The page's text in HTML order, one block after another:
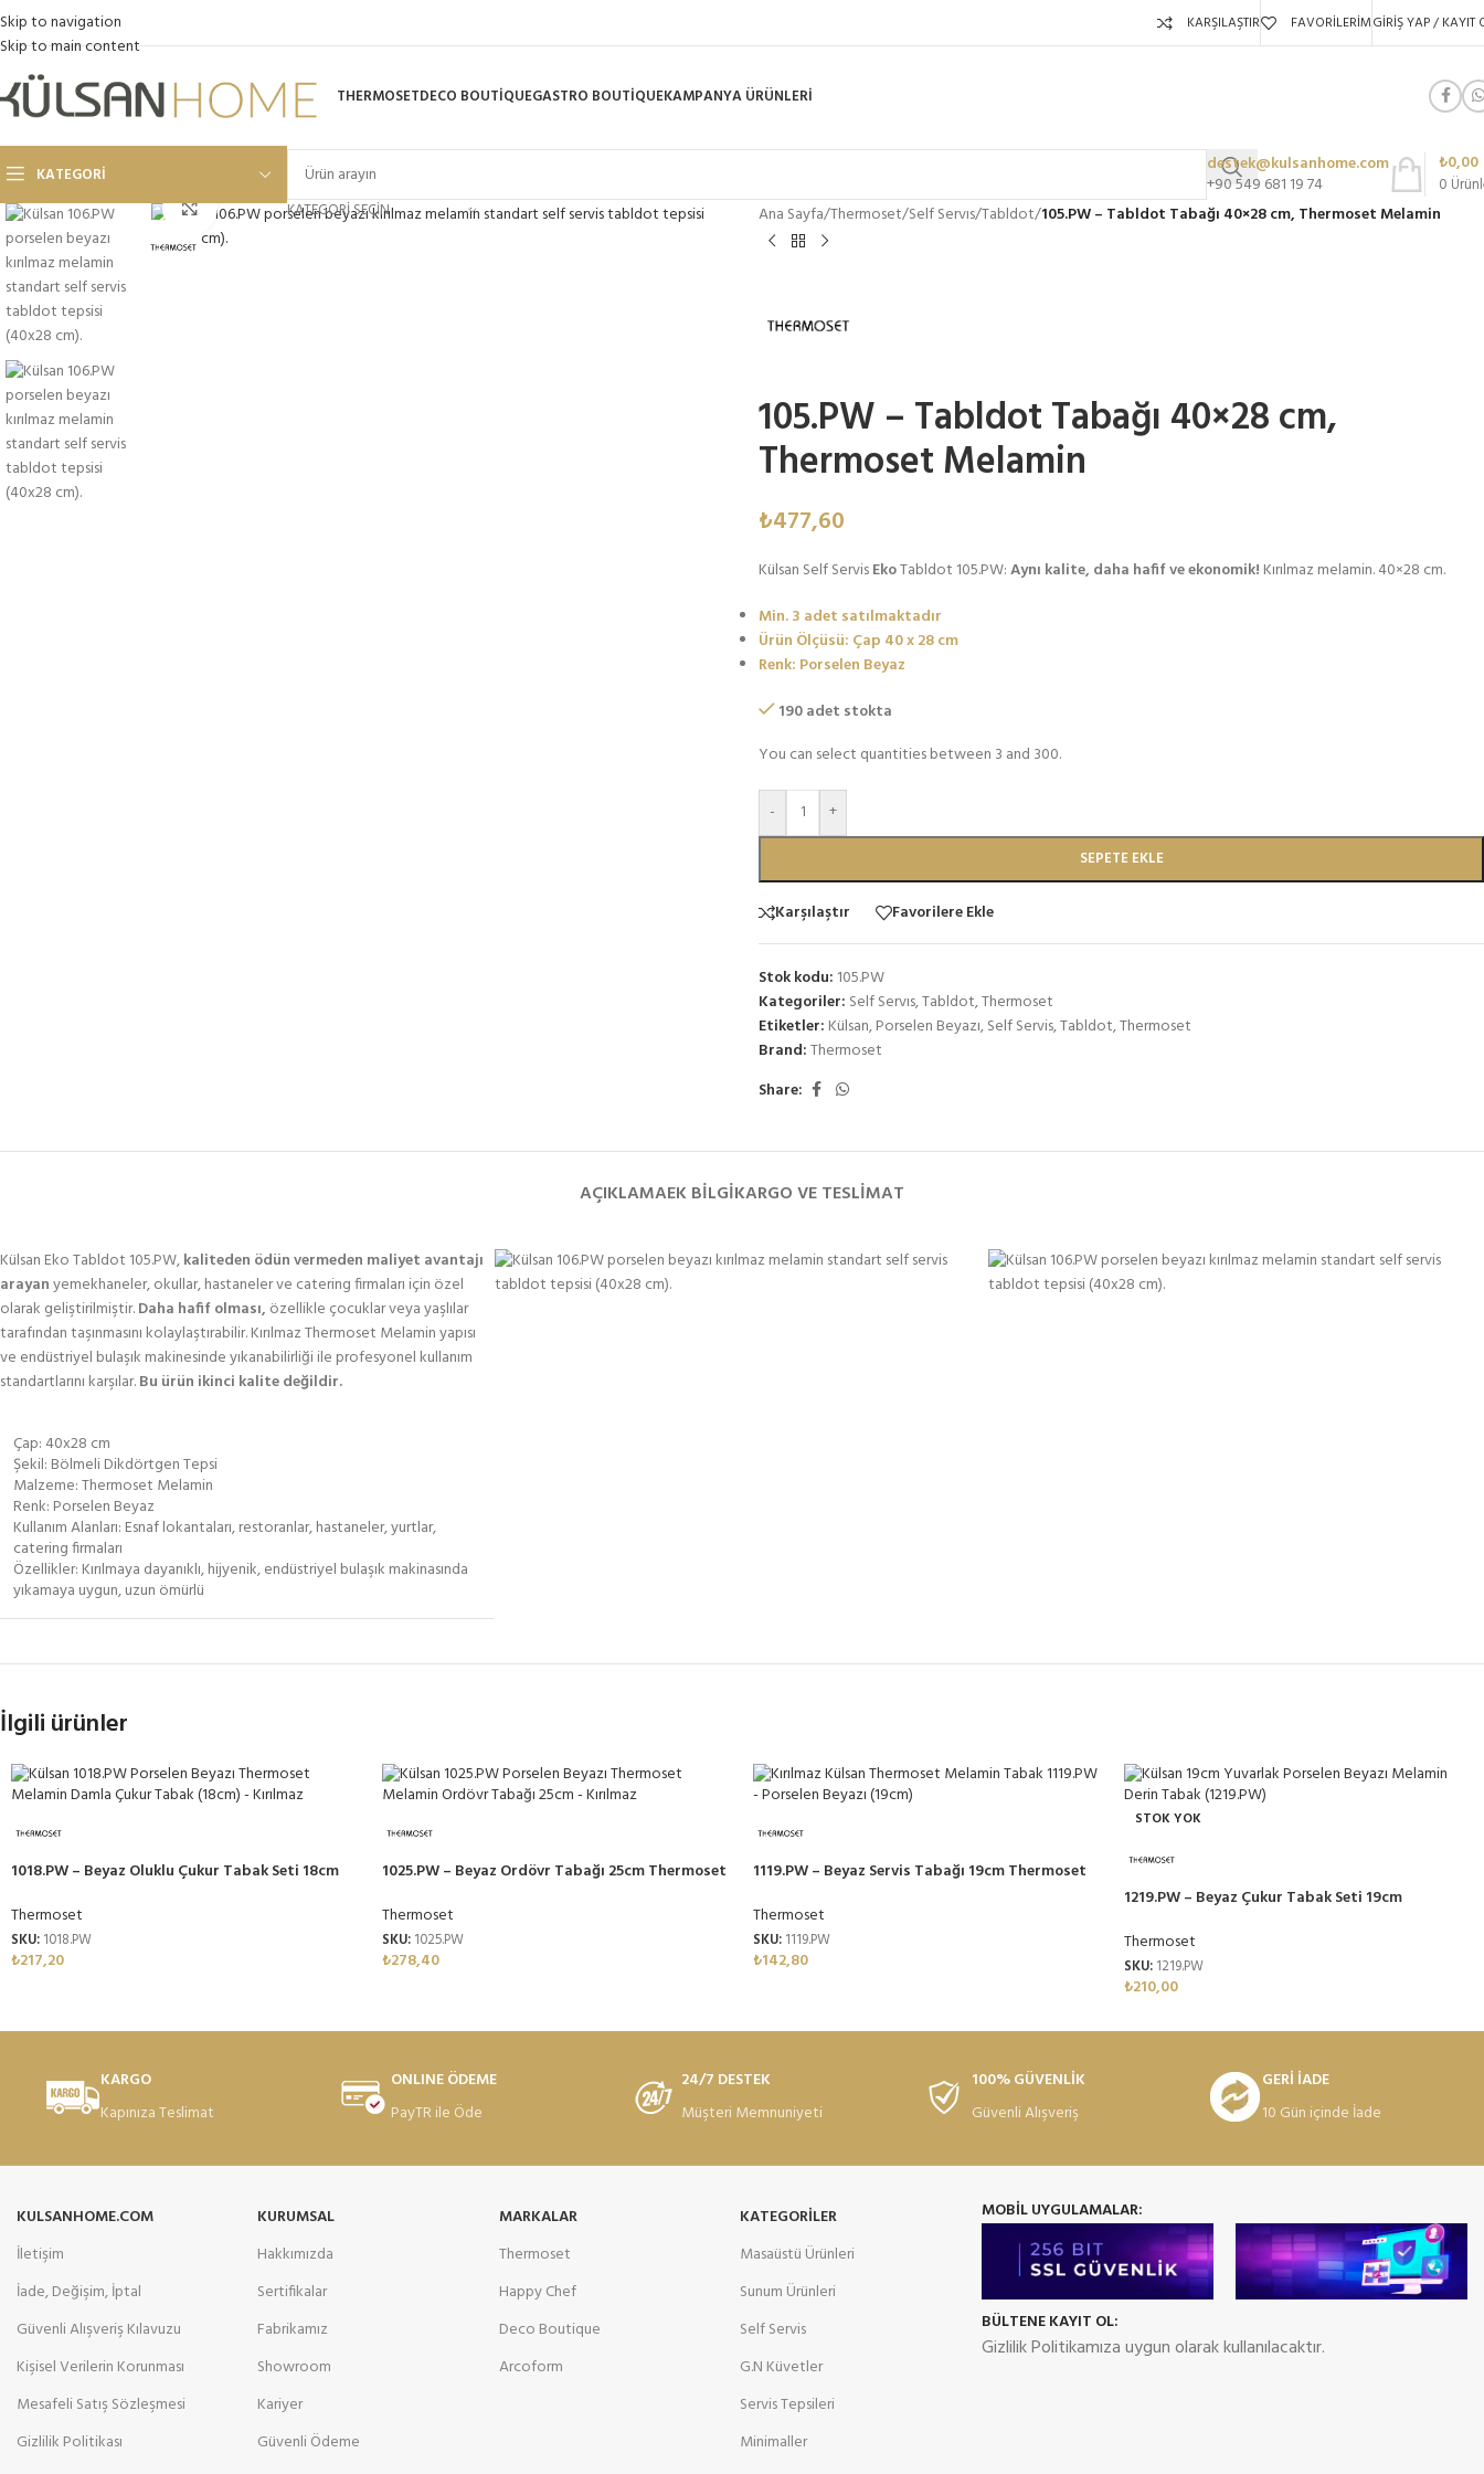
Skip to navigation
Skip to main content
KARŞILAŞTIR FAVORILERIMGIRIŞ YAP / KAYIT
THERMOSETDECO BOUTIQUEGASTRO BOUTIQUEKAMPANYA ÜRÜNLERI
KATEGORI
KATEGORI SEÇIN
destek@kulsanhome.com
+90 549 681 19 74
0
₺0,00
Click to enlarge Ana Sayfa/Thermoset/Self Servıs/Tabldot/105.PW – Tabldot Tabağı 40×28 cm, Thermoset Melamin
105.PW – Tabldot Tabağı 40×28 cm,
Thermoset Melamin
₺477,60
Külsan Self ServisEkoTabldot 105.PW:Aynı kalite, daha hafif ve ekonomik! Kırılmaz melamin. 40×28 cm.
Min. 3 adet satılmaktadır
Ürün Ölçüsü: Çap 40 x 28 cm
Renk: Porselen Beyaz
190 adet stokta
You can select quantities between 3 and 300.
- +
SEPETE EKLE
Karşılaştır Favorilere Ekle
Stok kodu: 105.PW
Kategoriler: Self Servıs,Tabldot,Thermoset
Etiketler: Külsan,Porselen Beyazı,Self Servis,Tabldot,Thermoset
Brand:Thermoset
Share:
AÇIKLAMAEK BILGIKARGO VE TESLIMAT
Külsan Eko Tabldot 105.PW,kaliteden ödün vermeden maliyet avantajı
arayanyemekhaneler, okullar, hastaneler ve catering firmaları için özel
olarak geliştirilmiştir.Daha hafif olması, özellikle çocuklar veya yaşlılar
tarafından taşınmasını kolaylaştırabilir. Kırılmaz Thermoset Melamin yapısı
ve endüstriyel bulaşık makinesinde yıkanabilirliği ile profesyonel kullanım
standartlarını karşılar.Bu ürün ikinci kalite değildir.
Çap: 40x28 cm
Şekil: Bölmeli Dikdörtgen Tepsi
Malzeme: Thermoset Melamin
Renk: Porselen Beyaz
Kullanım Alanları: Esnaf lokantaları, restoranlar, hastaneler, yurtlar,
catering firmaları
Özellikler: Kırılmaya dayanıklı, hijyenik, endüstriyel bulaşık makinasında
yıkamaya uygun, uzun ömürlü
İlgili ürünler
1018.PW – Beyaz Oluklu Çukur Tabak Seti 18cm
Thermoset
SKU: 1018.PW
₺217,20
1025.PW – Beyaz Ordövr Tabağı 25cm Thermoset
Thermoset
SKU: 1025.PW
₺278,40
1119.PW – Beyaz Servis Tabağı 19cm Thermoset
Thermoset
SKU: 1119.PW
₺142,80
STOK YOK
1219.PW – Beyaz Çukur Tabak Seti 19cm
Thermoset
SKU: 1219.PW
₺210,00
KARGO
Kapınıza Teslimat
ONLINE ÖDEME
PayTR ile Öde
24/7 DESTEK
Müşteri Memnuniyeti
100% GÜVENLİK
Güvenli Alışveriş
GERİ İADE
10 Gün içinde İade
KULSANHOME.COM
İletişim
İade, Değişim, İptal
Güvenli Alışveriş Kılavuzu
Kişisel Verilerin Korunması
Mesafeli Satış Sözleşmesi
Gizlilik Politikası
KURUMSAL
Hakkımızda
Sertifikalar
Fabrikamız
Showroom
Kariyer
Güvenli Ödeme
MARKALAR
Thermoset
Happy Chef
Deco Boutique
Arcoform
KATEGORILER
Masaüstü Ürünleri
Sunum Ürünleri
Self Servis
G.N Küvetler
Servis Tepsileri
Minimaller
MOBİL UYGULAMALAR:
BÜLTENE KAYIT OL:
Gizlilik Politikamıza uygun olarak kullanılacaktır.